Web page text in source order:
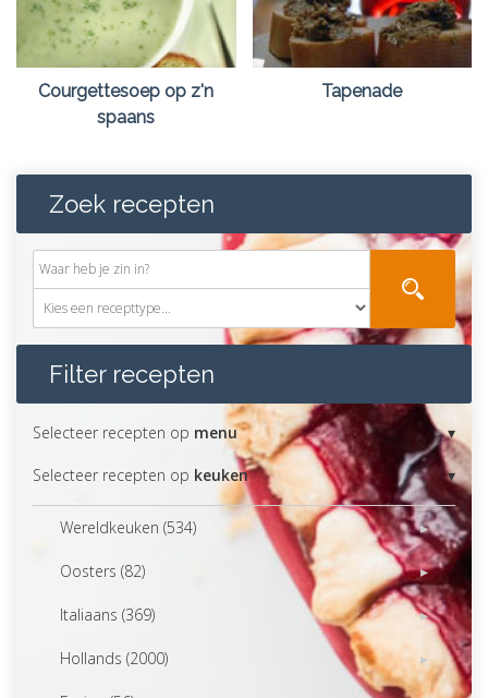
Courgettesoep op z'n
spaans
Tapenade
Zoek recepten
Filter recepten
Selecteer recepten op menu
Selecteer recepten op keuken
Wereldkeuken (534)
Oosters (82)
Italiaans (369)
Hollands (2000)